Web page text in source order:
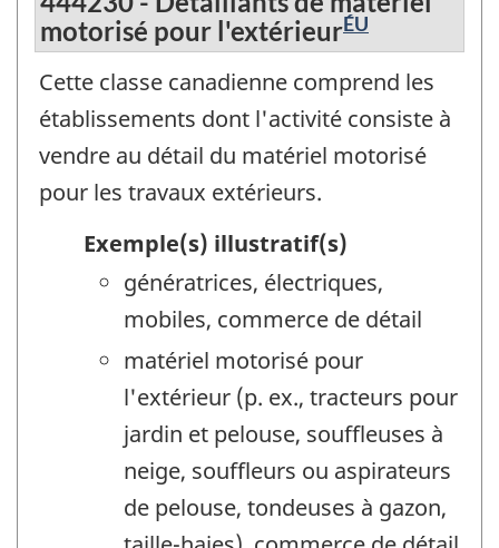
motorisé pour l'extérieurÉU
Cette classe canadienne comprend les
établissements dont l'activité consiste à
vendre au détail du matériel motorisé
pour les travaux extérieurs.
Exemple(s) illustratif(s)
génératrices, électriques,
mobiles, commerce de détail
matériel motorisé pour
l'extérieur (p. ex., tracteurs pour
jardin et pelouse, souffleuses à
neige, souffleurs ou aspirateurs
de pelouse, tondeuses à gazon,